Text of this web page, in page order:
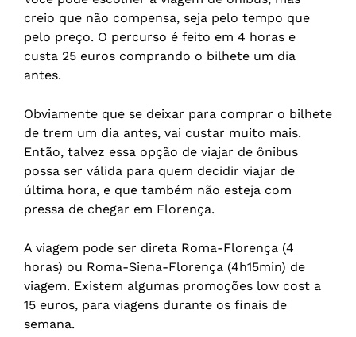
creio que não compensa, seja pelo tempo que
pelo preço. O percurso é feito em 4 horas e
custa 25 euros comprando o bilhete um dia
antes.
Obviamente que se deixar para comprar o bilhete
de trem um dia antes, vai custar muito mais.
Então, talvez essa opção de viajar de ônibus
possa ser válida para quem decidir viajar de
última hora, e que também não esteja com
pressa de chegar em Florença.
A viagem pode ser direta Roma-Florença (4
horas) ou Roma-Siena-Florença (4h15min) de
viagem. Existem algumas promoções low cost a
15 euros, para viagens durante os finais de
semana.